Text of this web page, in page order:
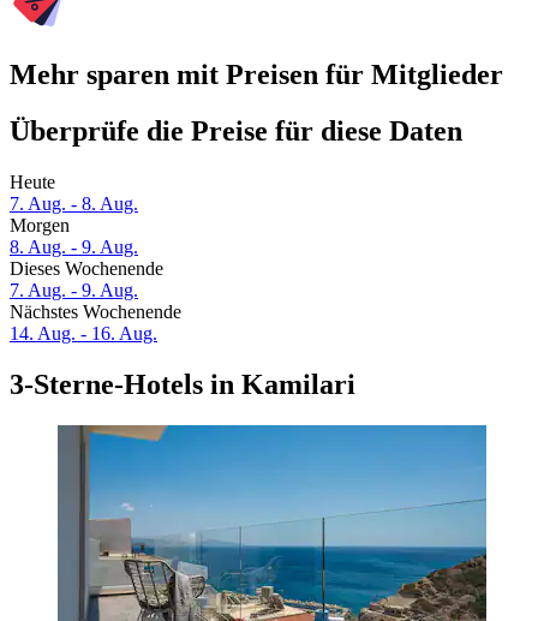
Mehr sparen mit Preisen für Mitglieder
Überprüfe die Preise für diese Daten
Heute
7. Aug. - 8. Aug.
Morgen
8. Aug. - 9. Aug.
Dieses Wochenende
7. Aug. - 9. Aug.
Nächstes Wochenende
14. Aug. - 16. Aug.
3-Sterne-Hotels in Kamilari